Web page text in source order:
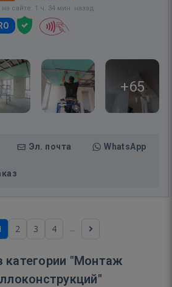
сайте: 1 ч. 34 мин. назад
+65
Эл. почта WhatsApp
2 3 4 ...
категории "Монтаж